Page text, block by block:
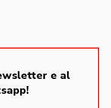
e al